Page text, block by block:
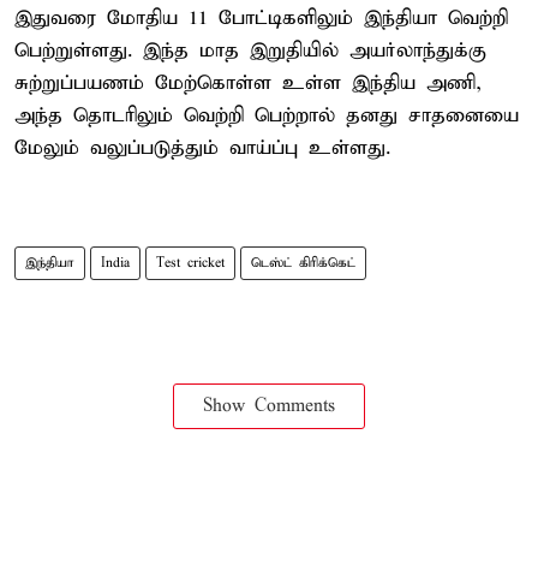
இதுவரை மோதிய 11 போட்டிகளிலும் இந்தியா வெற்றி
பெற்றுள்ளது. இந்த மாத இறுதியில் அயர்லாந்துக்கு
சுற்றுப்பயணம் மேற்கொள்ள உள்ள இந்திய அணி,
அந்த தொடரிலும் வெற்றி பெற்றால் தனது சாதனையை
மேலும் வலுப்படுத்தும் வாய்ப்பு உள்ளது.
இந்தியா India Test cricket டெஸ்ட் கிரிக்கெட்
Show Comments